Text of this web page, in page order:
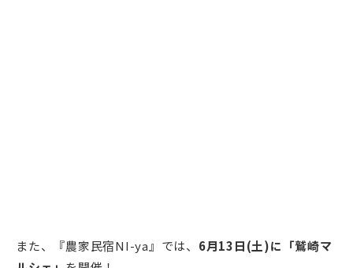
また、『農家民宿NI-ya』では、 6月13日(土)に「鷲崎マ